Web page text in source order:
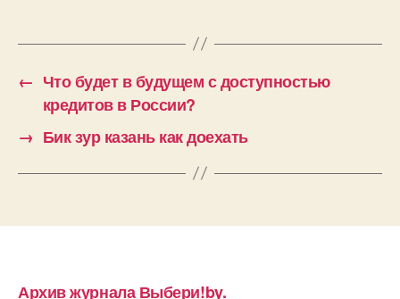
← Что будет в будущем с доступностью
кредитов в России?
→ Бик зур казань как доехать
Архив журнала Выбери!by.